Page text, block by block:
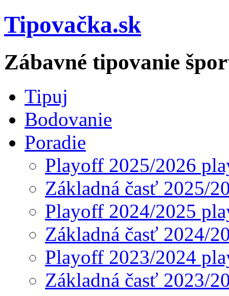
Tipovačka.sk
Zábavné tipovanie
Tipuj
Bodovanie
Poradie
Playoff 2025/2026
Základná časť 2025/
Playoff 2024/2025
Základná časť 2024/
Playoff 2023/2024
Základná časť 2023/